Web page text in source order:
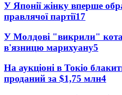
У Японії жінку вперше
правлячої партії17
У Молдові "викрили"
в'язницю марихуану5
На аукціоні в Токіо
проданий за $1,75 млн4